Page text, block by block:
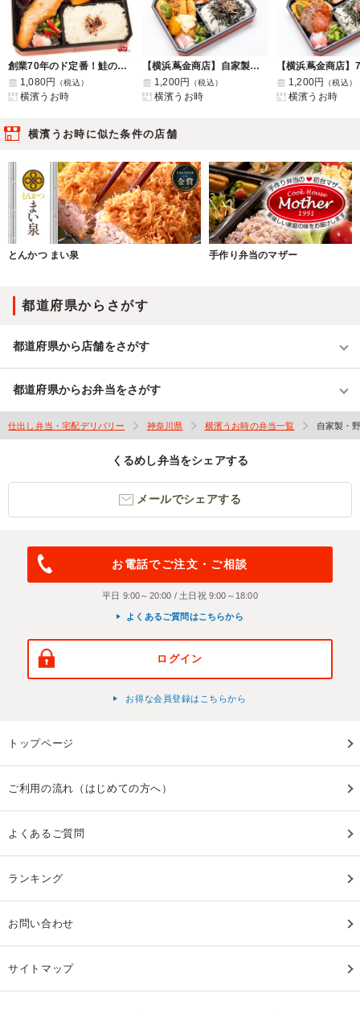
創業70年のド定番！鮭の塩焼き幕の内弁当
1,080円
（税込）
横濱うお時
【横浜蔦金商店】自家製タルタルソースのミックスフライ海苔弁
1,200円
（税込）
横濱うお時
1,200円 （税込）
横濱うお時
横濱うお時に似た条件の店舗
とんかつ まい泉 手作り弁当のマザー
都道府県からさがす
都道府県から店舗をさがす
都道府県からお弁当をさがす
仕出し弁当・宅配デリバリー 神奈川県 横濱うお時の弁当一覧 自家製・
くるめし弁当をシェアする
メールでシェアする
お電話でご注文・ご相談
平日 9:00～20:00 / 土日祝 9:00～18:00
よくあるご質問はこちらから
ログイン
お得な会員登録はこちらから
トップページ
ご利用の流れ（はじめての方へ）
よくあるご質問
ランキング
お問い合わせ
サイトマップ